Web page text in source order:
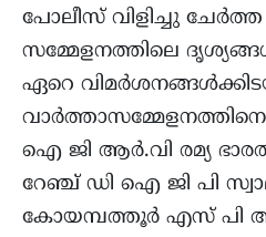
പോലീസ് വിളിച്ചു
സമ്മേളനത്തിലെ
ഏറെ
ഐ ജി ആർ.വി രമ്യ
റേഞ്ച് ഡി ഐ ജി പി
കോയമ്പത്തൂർ എസ് പി